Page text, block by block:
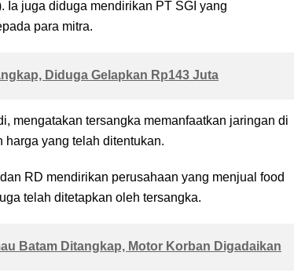
Ia juga diduga mendirikan PT SGI yang
para mitra.
Diduga Gelapkan Rp143 Juta
mengatakan tersangka memanfaatkan jaringan di
harga yang telah ditentukan.
RD mendirikan perusahaan yang menjual food
telah ditetapkan oleh tersangka.
Batam Ditangkap, Motor Korban Digadaikan